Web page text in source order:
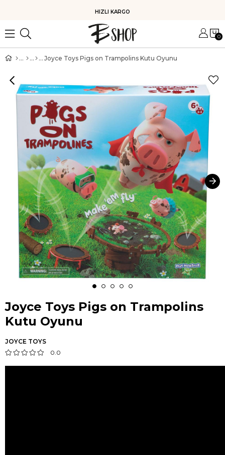
HIZLI KARGO
0
Joyce Toys Pigs on Trampolins Kutu Oyunu
Joyce Toys Pigs on Trampolins
Kutu Oyunu
JOYCE TOYS
0.0